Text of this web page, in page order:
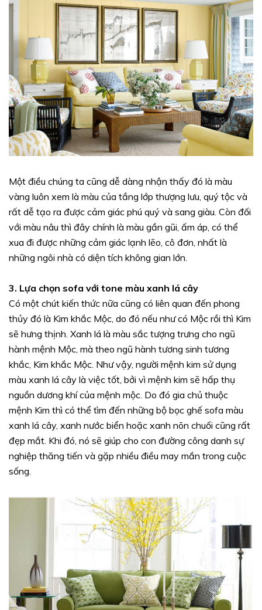
Một điều chúng ta cũng dễ dàng nhận thấy đó là màu
vàng luôn xem là màu của tầng lớp thượng lưu, quý tộc và
rất dễ tạo ra được cảm giác phú quý và sang giàu. Còn đối
với màu nâu thì đây chính là màu gần gũi, ấm áp, có thể
xua đi được những cảm giác lạnh lẽo, cô đơn, nhất là
những ngôi nhà có diện tích không gian lớn.
3. Lựa chọn sofa với tone màu xanh lá cây
Có một chút kiến thức nữa cũng có liên quan đến phong
thủy đó là Kim khắc Mộc, do đó nếu như có Mộc rồi thì Kim
sẽ hưng thịnh. Xanh lá là màu sắc tượng trưng cho ngũ
hành mệnh Mộc, mà theo ngũ hành tương sinh tương
khắc, Kim khắc Mộc. Như vậy, người mệnh kim sử dụng
màu xanh lá cây là việc tốt, bởi vì mệnh kim sẽ hấp thụ
nguồn dương khí của mệnh mộc. Do đó gia chủ thuộc
mệnh Kim thì có thể tìm đến những bộ bọc ghế sofa màu
xanh lá cây, xanh nước biển hoặc xanh nõn chuối cũng rất
đẹp mắt. Khi đó, nó sẽ giúp cho con đường công danh sự
nghiệp thăng tiến và gặp nhiều điều may mắn trong cuộc
sống.